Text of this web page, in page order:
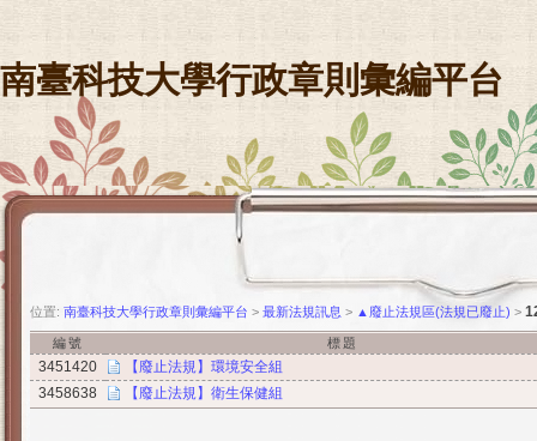
南臺科技大學行政章則彙編平台
位置: 南臺科技大學行政章則彙編平台 > 最新法規訊息 > ▲廢止法規區(法規已廢止) >
編號 標題
3451420
【廢止法規】環境安全組
3458638
【廢止法規】衛生保健組